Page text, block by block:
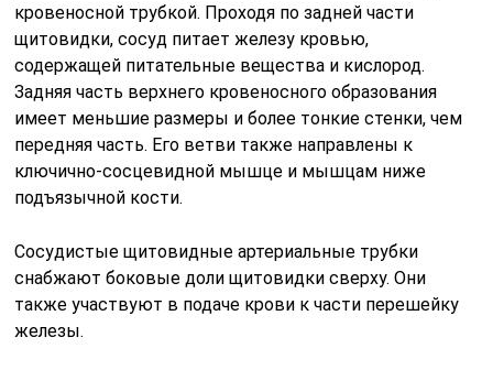
кровеносной трубкой. Проходя по задней части
щитовидки, сосуд питает железу кровью,
содержащей питательные вещества и кислород.
Задняя часть верхнего кровеносного образования
имеет меньшие размеры и более тонкие стенки, чем
передняя часть. Его ветви также направлены к
ключично-сосцевидной мышце и мышцам ниже
подъязычной кости.
Сосудистые щитовидные артериальные трубки
снабжают боковые доли щитовидки сверху. Они
также участвуют в подаче крови к части перешейку
железы.